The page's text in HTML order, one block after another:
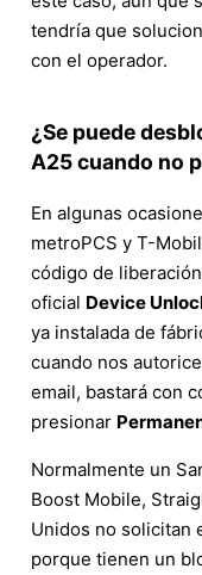
tendría que
con el operador.
¿Se puede
A25 cuando no
En algunas
metroPCS y T-
código de
oficial Device
ya instalada de
cuando nos
email, bastará con
presionar
Normalmente un
Boost Mobile,
Unidos no solicitan
porque tienen un